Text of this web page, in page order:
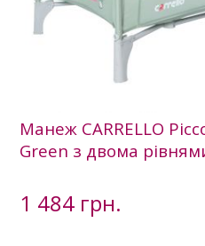
Манеж CARRELLO
Green з двома
1 484 грн.